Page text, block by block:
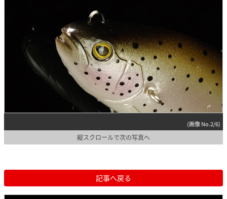
(画像 No.2/6)
縦スクロールで次の写真へ
記事へ戻る